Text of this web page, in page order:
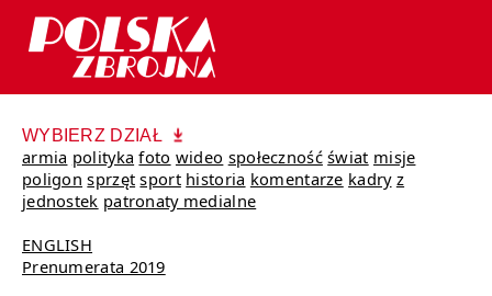
WYBIERZ DZIAŁ
armia polityka foto wideo społeczność świat misje
poligon sprzęt sport historia komentarze kadry z
jednostek patronaty medialne
ENGLISH
Prenumerata 2019